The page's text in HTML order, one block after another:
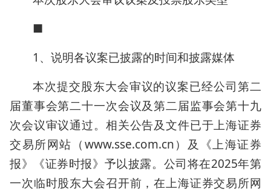
■
1、说明各议案已披露的时间和披露媒体
本次提交股东大会审议的议案已经公司第二
届董事会第二十一次会议及第二届监事会第十九
次会议审议通过。相关公告及文件已于上海证券
交易所网站（www.sse.com.cn）及《上海证券
报》《证券时报》予以披露。公司将在2025年第
一次临时股东大会召开前，在上海证券交易所网